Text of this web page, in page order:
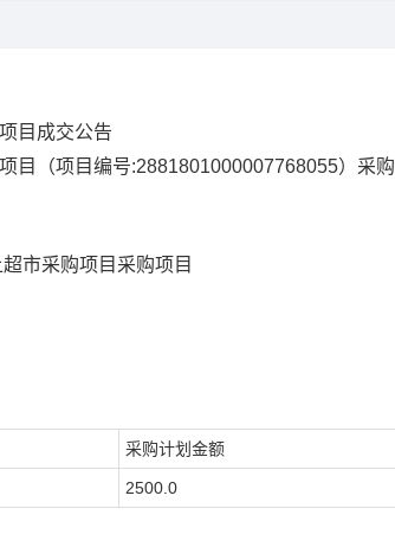
目成交公告
目
（项目编号:2881801000007768055）采购
市采购项目 采购项目
采购计划金额
2500.0